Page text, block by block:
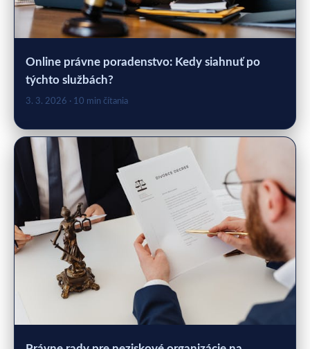
Online právne poradenstvo: Kedy siahnuť po
týchto službách?
3. 3. 2026 · 10 min čítania